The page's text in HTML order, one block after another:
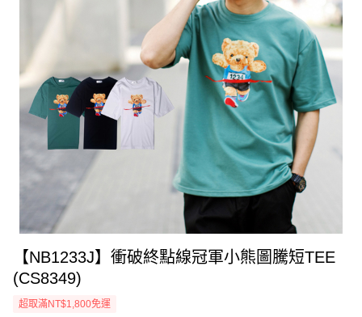
【NB1233J】衝破終點線冠軍小熊圖騰短TEE
(CS8349)
超取滿NT$1,800免運